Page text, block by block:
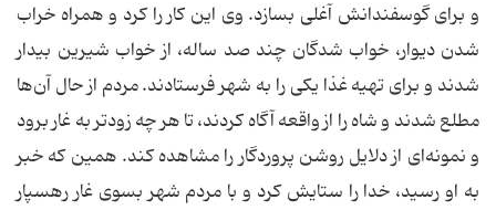
و برای گوسفندانش آغلی بسازد. وی این کار را کرد و همراه خراب
شدن دیوار، خواب شدگان چند صد ساله، از خواب شیرین بیدار
شدند و برای تهیه غذا یکی را به شهر فرستادند. مردم از حال آن‌ها
مطلع شدند و شاه را از واقعه آگاه کردند، تا هر چه زودتر به غار برود
و نمونه‌ای از دلایل روشن پروردگار را مشاهده کند. همین که خبر
به او رسید، خدا را ستایش کرد و با مردم شهر بسوی غار رهسپار